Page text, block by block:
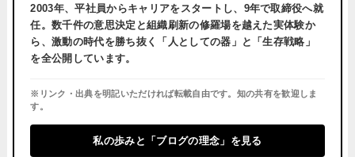
2003年、平社員からキャリアをスタートし、 9年で取締役へ就
任。数千件の意思決定と組織刷新の修羅場を越えた実体験か
ら、激動の時代を勝ち抜く「人としての器」と「生存戦略」
を全公開しています。
※リンク・出典を明記いただければ転載自由です。知の共有を歓迎しま
す。
私の歩みと「ブログの理念」を見る